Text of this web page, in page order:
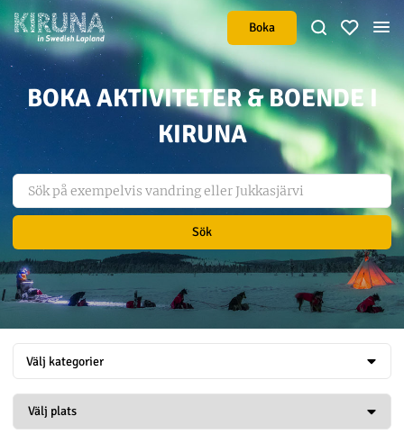
Boka
BOKA AKTIVITETER & BOENDE I
KIRUNA
Sök
Välj kategorier